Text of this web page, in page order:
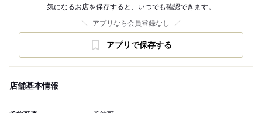
気になるお店を保存すると、いつでも確認できます。
アプリなら会員登録なし
アプリで保存する
店舗基本情報